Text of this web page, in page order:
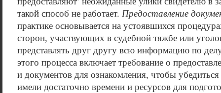
такой способ не работает. Предоставление
практике основывается на устоявшихся
сторон, участвующих в судебной тяжбе или
представлять друг другу всю информацию по
этого процесса включает требование о
и документов для ознакомления, чтобы
имели достаточно времени и ресурсов для